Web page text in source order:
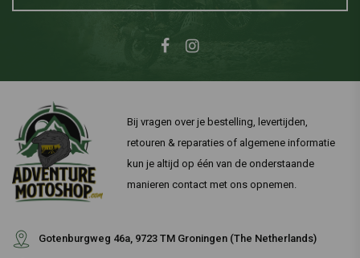
Bij vragen over je bestelling, levertijden,
retouren & reparaties of algemene informatie
kun je altijd op één van de onderstaande
manieren contact met ons opnemen.
Gotenburgweg 46a, 9723 TM Groningen (The Netherlands)